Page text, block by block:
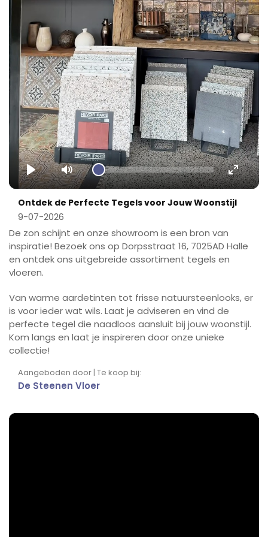
Play Mute Enter
Ontdek de Perfecte Tegels voor Jouw Woonstijl
9-07-2026
De zon schijnt en onze showroom is een bron van
inspiratie! Bezoek ons op Dorpsstraat 16, 7025AD Halle
en ontdek ons uitgebreide assortiment tegels en
vloeren.
Van warme aardetinten tot frisse natuursteenlooks, er
is voor ieder wat wils. Laat je adviseren en vind de
perfecte tegel die naadloos aansluit bij jouw woonstijl.
Kom langs en laat je inspireren door onze unieke
collectie!
Aangeboden door | Te koop bij:
De Steenen Vloer